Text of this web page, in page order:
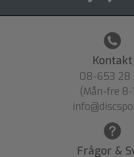
Kontakt
08-653 28
(Mån-fre 8-
Frågor &